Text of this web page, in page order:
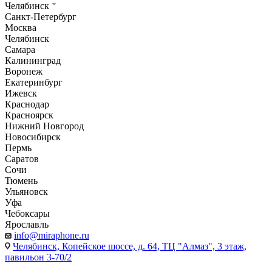
Челябинск
Санкт-Петербург
Москва
Челябинск
Самара
Калининград
Воронеж
Екатеринбург
Ижевск
Краснодар
Красноярск
Нижний Новгород
Новосибирск
Пермь
Саратов
Сочи
Тюмень
Ульяновск
Уфа
Чебоксары
Ярославль
info@miraphone.ru
Челябинск, Копейское шоссе, д. 64, ТЦ "Алмаз", 3 этаж,
павильон 3-70/2